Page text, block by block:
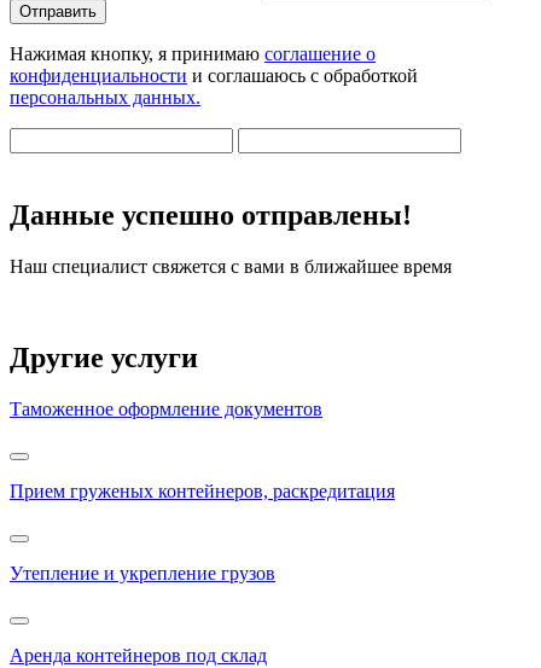
Отправить
Нажимая кнопку, я принимаю соглашение о
конфиденциальности и соглашаюсь с обработкой
персональных данных.
Данные успешно отправлены!
Наш специалист свяжется с вами в ближайшее время
Другие услуги
Таможенное оформление документов
Прием груженых контейнеров, раскредитация
Утепление и укрепление грузов
Аренда контейнеров под склад